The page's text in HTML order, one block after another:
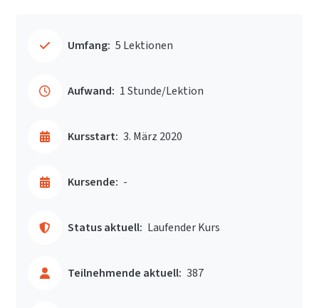
Umfang: 5 Lektionen
Aufwand: 1 Stunde/Lektion
Kursstart: 3. März 2020
Kursende: -
Status aktuell: Laufender Kurs
Teilnehmende aktuell: 387